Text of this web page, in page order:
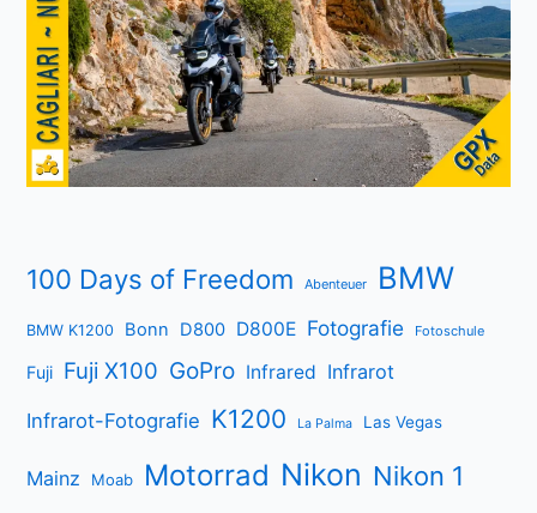
100 Days of Freedom Abenteuer BMW
BMW K1200 Bonn D800 D800E Fotografie Fotoschule
Fuji Fuji X100 GoPro Infrared Infrarot
Infrarot-Fotografie K1200 La Palma Las Vegas
Mainz Moab Motorrad Nikon Nikon 1